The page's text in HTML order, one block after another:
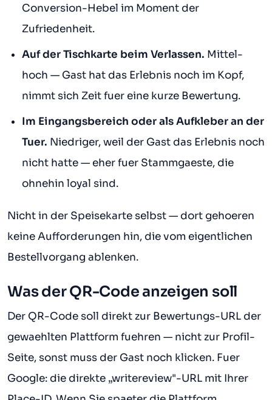
Conversion-Hebel im Moment der
Zufriedenheit.
Auf der Tischkarte beim Verlassen. Mittel-
hoch — Gast hat das Erlebnis noch im Kopf,
nimmt sich Zeit fuer eine kurze Bewertung.
Im Eingangsbereich oder als Aufkleber an der
Tuer. Niedriger, weil der Gast das Erlebnis noch
nicht hatte — eher fuer Stammgaeste, die
ohnehin loyal sind.
Nicht in der Speisekarte selbst — dort gehoeren
keine Aufforderungen hin, die vom eigentlichen
Bestellvorgang ablenken.
Was der QR-Code anzeigen soll
Der QR-Code soll direkt zur Bewertungs-URL der
gewaehlten Plattform fuehren — nicht zur Profil-
Seite, sonst muss der Gast noch klicken. Fuer
Google: die direkte „writereview"-URL mit Ihrer